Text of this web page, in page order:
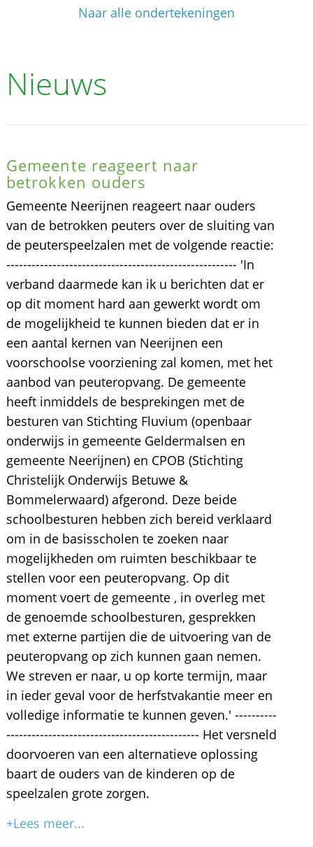
Naar alle ondertekeningen
Nieuws
Gemeente reageert naar
betrokken ouders
Gemeente Neerijnen reageert naar ouders
van de betrokken peuters over de sluiting van
de peuterspeelzalen met de volgende reactie:
------------------------------------------------------- 'In
verband daarmede kan ik u berichten dat er
op dit moment hard aan gewerkt wordt om
de mogelijkheid te kunnen bieden dat er in
een aantal kernen van Neerijnen een
voorschoolse voorziening zal komen, met het
aanbod van peuteropvang. De gemeente
heeft inmiddels de besprekingen met de
besturen van Stichting Fluvium (openbaar
onderwijs in gemeente Geldermalsen en
gemeente Neerijnen) en CPOB (Stichting
Christelijk Onderwijs Betuwe &
Bommelerwaard) afgerond. Deze beide
schoolbesturen hebben zich bereid verklaard
om in de basisscholen te zoeken naar
mogelijkheden om ruimten beschikbaar te
stellen voor een peuteropvang. Op dit
moment voert de gemeente , in overleg met
de genoemde schoolbesturen, gesprekken
met externe partijen die de uitvoering van de
peuteropvang op zich kunnen gaan nemen.
We streven er naar, u op korte termijn, maar
in ieder geval voor de herfstvakantie meer en
volledige informatie te kunnen geven.' ----------
---------------------------------------------- Het versneld
doorvoeren van een alternatieve oplossing
baart de ouders van de kinderen op de
speelzalen grote zorgen.
+Lees meer...